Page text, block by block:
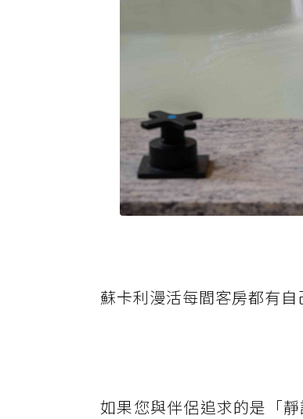
蘇卡利漫活每間客房都有
如果您與伴侶追求的是「